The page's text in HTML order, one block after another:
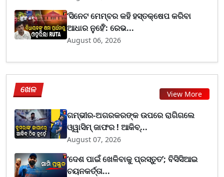
‘ସିନେଟ ମେମ୍ବର କହି ହସ୍ତକ୍ଷେପ କରିବା
ଆଧାର ନୁହେଁ’: ରେଭ...
August 06, 2026
ଖେଳ View More
ଗମ୍ଭୀର-ଅଗରକରଙ୍କ ଉପରେ ରାଗିଗଲେ
ଓ୍ୱାସିମ୍ ଜାଫର ! ଆକିବ୍...
August 07, 2026
‘ଦେଶ ପାଇଁ ଖେଳିବାକୁ ପ୍ରସ୍ତୁତ’; ବିସିସିଆଇ
ଚୟନକର୍ତ୍ତା...